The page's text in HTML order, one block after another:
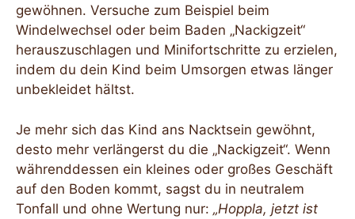
gewöhnen. Versuche zum Beispiel beim
Windelwechsel oder beim Baden „Nackigzeit“
herauszuschlagen und Minifortschritte zu erzielen,
indem du dein Kind beim Umsorgen etwas länger
unbekleidet hältst.
Je mehr sich das Kind ans Nacktsein gewöhnt,
desto mehr verlängerst du die „Nackigzeit“. Wenn
währenddessen ein kleines oder großes Geschäft
auf den Boden kommt, sagst du in neutralem
Tonfall und ohne Wertung nur: „Hoppla, jetzt ist